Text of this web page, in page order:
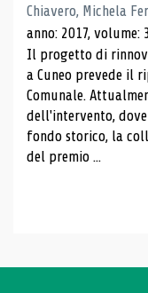
Chiavero, Michela
anno: 2017, volume:
Il progetto di
a Cuneo prevede il
Comunale.
dell'intervento,
fondo storico, la
del premio ...